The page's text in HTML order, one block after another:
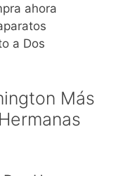
ahora
a Dos
Más